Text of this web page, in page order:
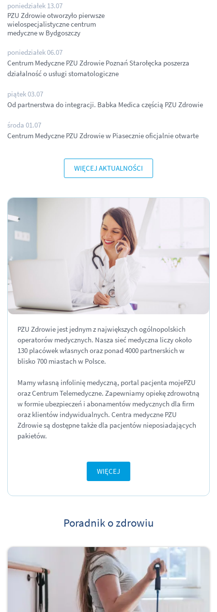
poniedziałek 13.07
PZU Zdrowie otworzyło pierwsze
wielospecjalistyczne centrum
medyczne w Bydgoszczy
poniedziałek 06.07
Centrum Medyczne PZU Zdrowie Poznań Starołęcka poszerza
działalność o usługi stomatologiczne
piątek 03.07
Od partnerstwa do integracji. Babka Medica częścią PZU Zdrowie
środa 01.07
Centrum Medyczne PZU Zdrowie w Piasecznie oficjalnie otwarte
WIĘCEJ AKTUALNOŚCI
PZU Zdrowie jest jednym z największych ogólnopolskich
operatorów medycznych. Nasza sieć medyczna liczy około
130 placówek własnych oraz ponad 4000 partnerskich w
blisko 700 miastach w Polsce.
Mamy własną infolinię medyczną, portal pacjenta mojePZU
oraz Centrum Telemedyczne. Zapewniamy opiekę zdrowotną
w formie ubezpieczeń i abonamentów medycznych dla firm
oraz klientów indywidualnych. Centra medyczne PZU
Zdrowie są dostępne także dla pacjentów nieposiadających
pakietów.
WIĘCEJ
Poradnik o zdrowiu